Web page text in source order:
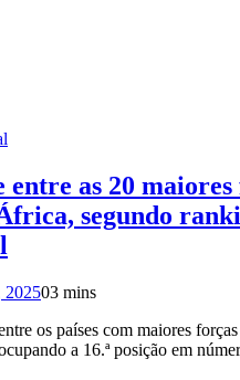
as 20 maiores
segundo
202503 mins
os países com maiores
a 16.ª posição em